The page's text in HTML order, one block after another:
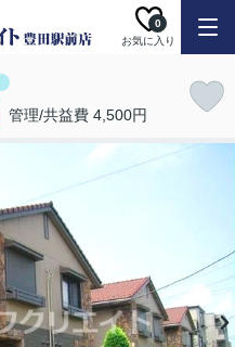
お気に入り
0
管理/共益費 4,500円